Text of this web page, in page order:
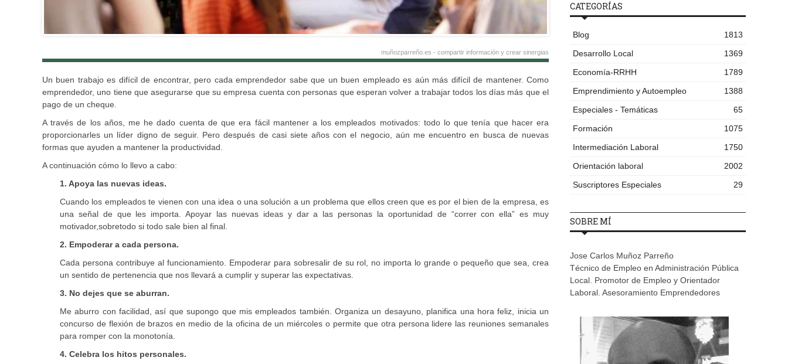
muñozparreño.es - compartir información y crear sinergias
Un buen trabajo es difícil de encontrar, pero cada emprendedor sabe que un buen empleado es aún más difícil de mantener. Como
emprendedor, uno tiene que asegurarse que su empresa cuenta con personas que esperan volver a trabajar todos los días más que el
pago de un cheque.
A través de los años, me he dado cuenta de que era fácil mantener a los empleados motivados: todo lo que tenía que hacer era
proporcionarles un líder digno de seguir. Pero después de casi siete años con el negocio, aún me encuentro en busca de nuevas
formas que ayuden a mantener la productividad.
A continuación cómo lo llevo a cabo:
1. Apoya las nuevas ideas.
Cuando los empleados te vienen con una idea o una solución a un problema que ellos creen que es por el bien de la empresa, es
una señal de que les importa. Apoyar las nuevas ideas y dar a las personas la oportunidad de “correr con ella” es muy
motivador,sobretodo si todo sale bien al final.
2. Empoderar a cada persona.
Cada persona contribuye al funcionamiento. Empoderar para sobresalir de su rol, no importa lo grande o pequeño que sea, crea
un sentido de pertenencia que nos llevará a cumplir y superar las expectativas.
3. No dejes que se aburran.
Me aburro con facilidad, así que supongo que mis empleados también. Organiza un desayuno, planifica una hora feliz, inicia un
concurso de flexión de brazos en medio de la oficina de un miércoles o permite que otra persona lidere las reuniones semanales
para romper con la monotonía.
4. Celebra los hitos personales.
CATEGORÍAS
Blog
1813
Desarrollo Local
1369
Economía-RRHH
1789
Emprendimiento y Autoempleo
1388
Especiales - Temáticas
65
Formación
1075
Intermediación Laboral
1750
Orientación laboral
2002
Suscriptores Especiales
29
SOBRE MÍ
Jose Carlos Muñoz Parreño
Técnico de Empleo en Administración Pública
Local. Promotor de Empleo y Orientador
Laboral. Asesoramiento Emprendedores